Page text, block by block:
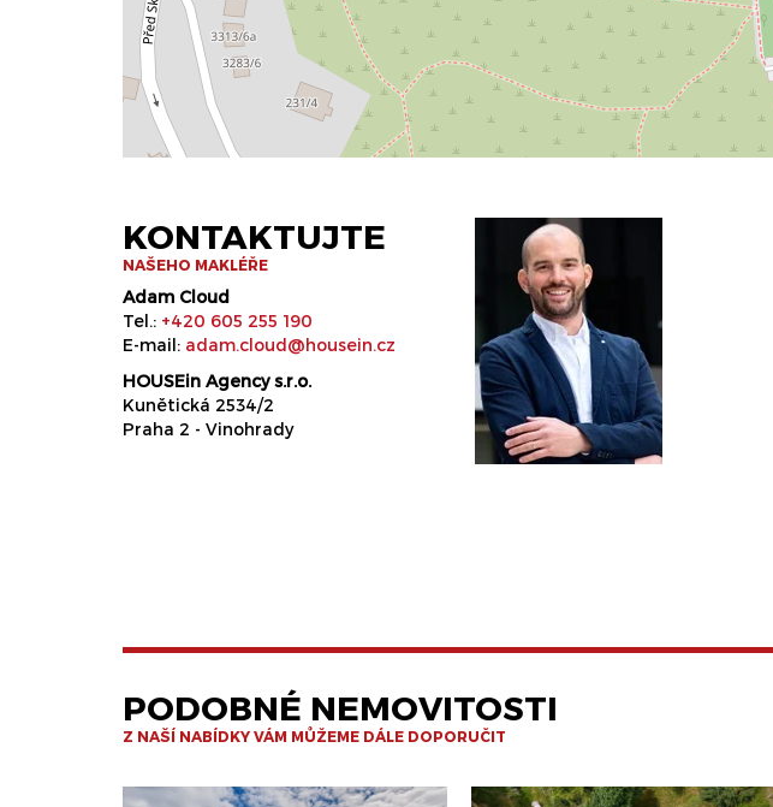
KONTAKTUJTE
NAŠEHO MAKLÉŘE
Adam Cloud
Tel.: +420 605 255 190
E-mail: adam.cloud@housein.cz
HOUSEin Agency s.r.o.
Kunětická 2534/2
Praha 2 - Vinohrady
PODOBNÉ NEMOVITOSTI
Z NAŠÍ NABÍDKY VÁM MŮŽEME DÁLE DOPORUČIT